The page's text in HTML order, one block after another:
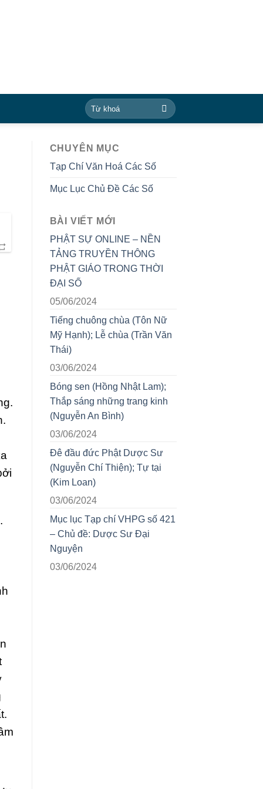
CHUYÊN MỤC
Tạp Chí Văn Hoá Các Số
Mục Lục Chủ Đề Các Số
BÀI VIẾT MỚI
PHẬT SỰ ONLINE – NỀN
TẢNG TRUYỀN THÔNG
PHẬT GIÁO TRONG THỜI
ĐẠI SỐ
05/06/2024
Tiếng chuông chùa (Tôn Nữ
Mỹ Hạnh); Lễ chùa (Trần Văn
Thái)
03/06/2024
Bóng sen (Hồng Nhật Lam);
Thắp sáng những trang kinh
(Nguyễn An Bình)
03/06/2024
Đê đầu đức Phật Dược Sư
(Nguyễn Chí Thiện); Tự tại
(Kim Loan)
03/06/2024
Mục lục Tạp chí VHPG số 421
– Chủ đề: Dược Sư Đại
Nguyện
03/06/2024